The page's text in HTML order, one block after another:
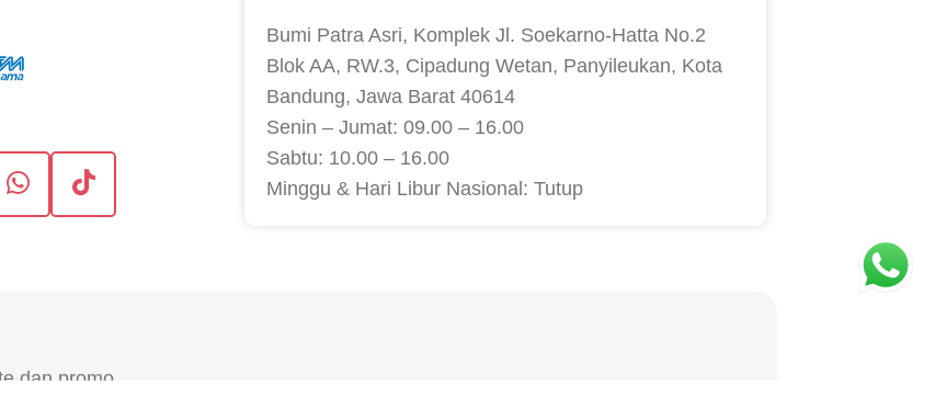
Bumi Patra Asri, Komplek Jl. Soekarno-Hatta No.2
Blok AA, RW.3, Cipadung Wetan, Panyileukan, Kota
Bandung, Jawa Barat 40614
Senin – Jumat: 09.00 – 16.00
Sabtu: 10.00 – 16.00
Minggu & Hari Libur Nasional: Tutup
dan promo